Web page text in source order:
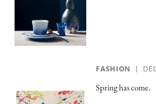
FASHION
Spring has come.